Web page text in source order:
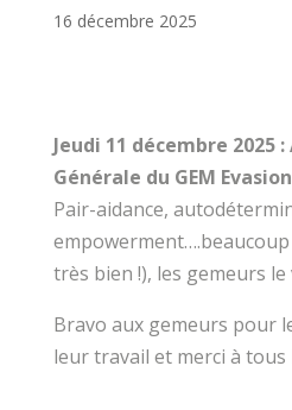
16 décembre 2025
Jeudi 11 décembre 2025
Générale du GEM
Pair-aidance,
très bien !), les gemeurs
Bravo aux gemeurs pour
leur travail et merci à